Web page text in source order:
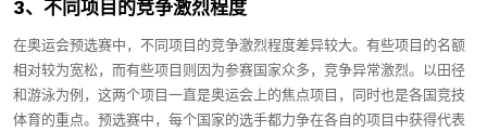
3、不同项目的竞争激烈程度
在奥运会预选赛中，不同项目的竞争激烈程度差异较大。有些项目的名额
相对较为宽松，而有些项目则因为参赛国家众多，竞争异常激烈。以田径
和游泳为例，这两个项目一直是奥运会上的焦点项目，同时也是各国竞技
体育的重点。预选赛中，每个国家的选手都力争在各自的项目中获得代表